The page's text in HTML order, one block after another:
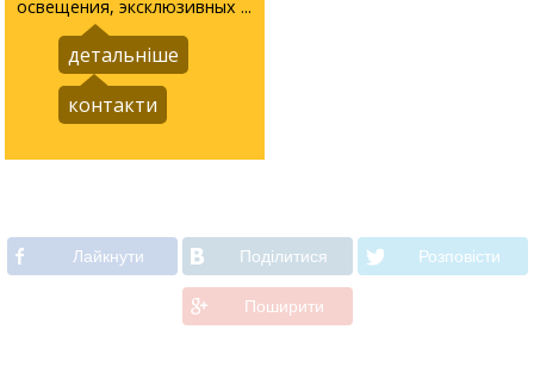
освещения, эксклюзивных ...
детальніше
контакти
Лайкнути Подiлитися Розповiсти
Поширити